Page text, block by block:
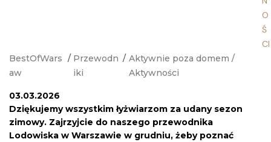
O
Ś
CI
BestOfWars
aw
/ Przewodn
iki
/ Aktywnie poza domem /
Aktywności
03.03.2026
Dziękujemy wszystkim łyżwiarzom za udany sezon
zimowy. Zajrzyjcie do naszego przewodnika
Lodowiska w Warszawie w grudniu, żeby poznać